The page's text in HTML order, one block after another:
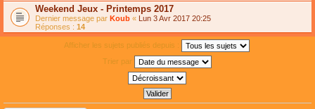
Weekend Jeux - Printemps 2017
Dernier message par Koub « Lun 3 Avr 2017 20:25
Réponses : 14
Afficher les sujets publiés depuis :
Trier par